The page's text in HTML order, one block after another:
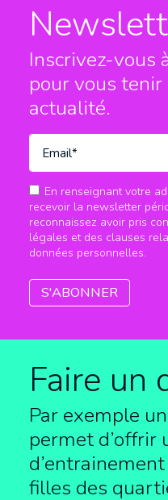
Inscrivez-vous
pour vous
actualité.
En renseignant votre
recevoir la newsletter
reconnaissez avoir pris
légales et des clauses
données personnelles.
Faire un
Par exemple
permet d’offrir
filles des